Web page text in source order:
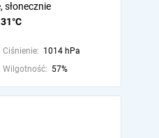
31°C
słonecznie
Ciśnienie: 1014 hPa
Wilgotność: 57%